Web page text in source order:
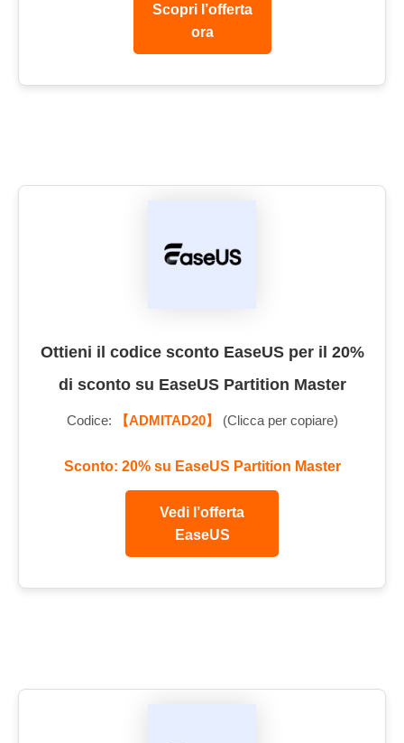
Scopri l’offerta
ora
Ottieni il codice sconto EaseUS per il 20%
di sconto su EaseUS Partition Master
Codice: 【ADMITAD20】 (Clicca per copiare)
Sconto: 20% su EaseUS Partition Master
Vedi l’offerta
EaseUS